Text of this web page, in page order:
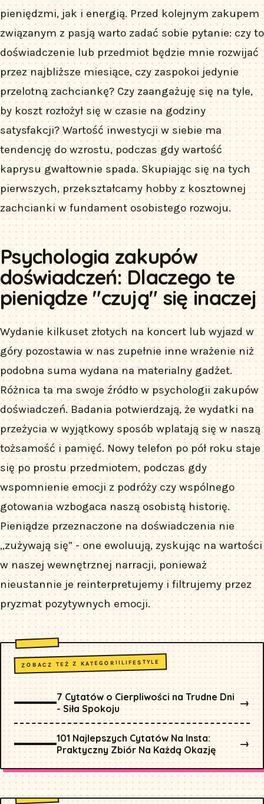
pieniędzmi, jak i energią. Przed kolejnym zakupem
związanym z pasją warto zadać sobie pytanie: czy to
doświadczenie lub przedmiot będzie mnie rozwijać
przez najbliższe miesiące, czy zaspokoi jedynie
przelotną zachciankę? Czy zaangażuję się na tyle,
by koszt rozłożył się w czasie na godziny
satysfakcji? Wartość inwestycji w siebie ma
tendencję do wzrostu, podczas gdy wartość
kaprysu gwałtownie spada. Skupiając się na tych
pierwszych, przekształcamy hobby z kosztownej
zachcianki w fundament osobistego rozwoju.
Psychologia zakupów
doświadczeń: Dlaczego te
pieniądze "czują" się inaczej
Wydanie kilkuset złotych na koncert lub wyjazd w
góry pozostawia w nas zupełnie inne wrażenie niż
podobna suma wydana na materialny gadżet.
Różnica ta ma swoje źródło w psychologii zakupów
doświadczeń. Badania potwierdzają, że wydatki na
przeżycia w wyjątkowy sposób wplatają się w naszą
tożsamość i pamięć. Nowy telefon po pół roku staje
się po prostu przedmiotem, podczas gdy
wspomnienie emocji z podróży czy wspólnego
gotowania wzbogaca naszą osobistą historię.
Pieniądze przeznaczone na doświadczenia nie
„zużywają się” - one ewoluują, zyskując na wartości
w naszej wewnętrznej narracji, ponieważ
nieustannie je reinterpretujemy i filtrujemy przez
pryzmat pozytywnych emocji.
ZOBACZ TEŻ Z KATEGORIILIFESTYLE
7 Cytatów o Cierpliwości na Trudne Dni
- Siła Spokoju
→
101 Najlepszych Cytatów Na Insta:
Praktyczny Zbiór Na Każdą Okazję
→